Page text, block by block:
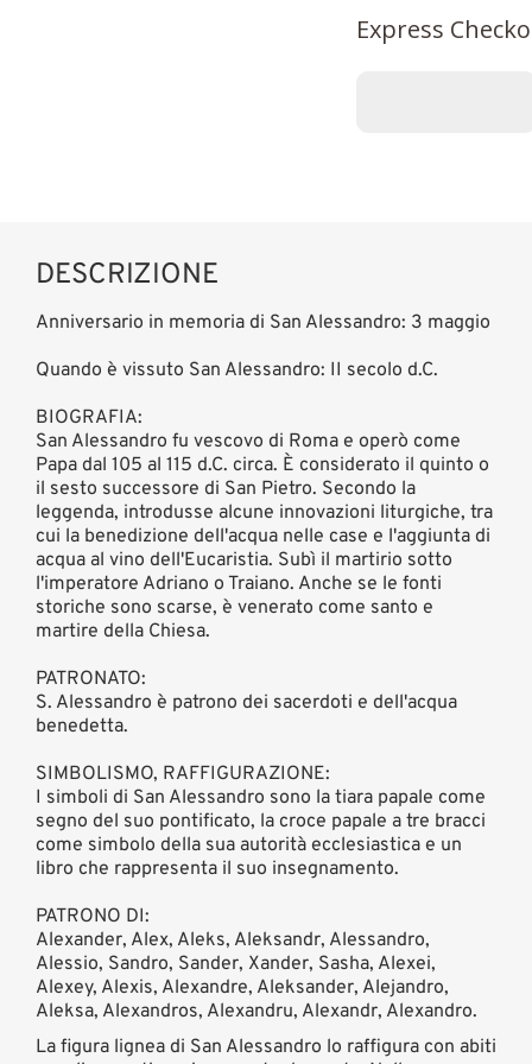
Express
DESCRIZIONE
Anniversario in memoria di San Alessandro: 3 maggio
Quando è vissuto San Alessandro: II secolo d.C.
BIOGRAFIA:
San Alessandro fu vescovo di Roma e operò come
Papa dal 105 al 115 d.C. circa. È considerato il quinto o
il sesto successore di San Pietro. Secondo la
leggenda, introdusse alcune innovazioni liturgiche, tra
cui la benedizione dell'acqua nelle case e l'aggiunta di
acqua al vino dell'Eucaristia. Subì il martirio sotto
l'imperatore Adriano o Traiano. Anche se le fonti
storiche sono scarse, è venerato come santo e
martire della Chiesa.
PATRONATO:
S. Alessandro è patrono dei sacerdoti e dell'acqua
benedetta.
SIMBOLISMO, RAFFIGURAZIONE:
I simboli di San Alessandro sono la tiara papale come
segno del suo pontificato, la croce papale a tre bracci
come simbolo della sua autorità ecclesiastica e un
libro che rappresenta il suo insegnamento.
PATRONO DI:
Alexander, Alex, Aleks, Aleksandr, Alessandro,
Alessio, Sandro, Sander, Xander, Sasha, Alexei,
Alexey, Alexis, Alexandre, Aleksander, Alejandro,
Aleksa, Alexandros, Alexandru, Alexandr, Alexandro.
La figura lignea di San Alessandro lo raffigura con abiti